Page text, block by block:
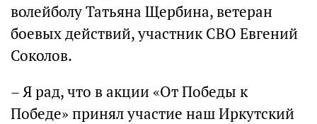
волейболу Татьяна Щербина, ветеран
боевых действий, участник СВО Евгений
Соколов.
– Я рад, что в акции «От Победы к
Победе» принял участие наш Иркутский